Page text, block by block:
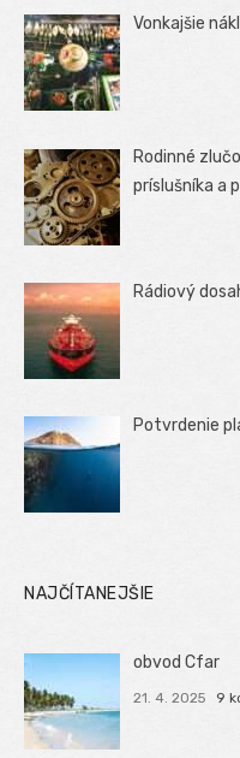
Vonkajšie
Rodinné
príslušníka a
Rádiový
Potvrdenie
NAJČÍTANEJŠIE
obvod Cfar
21. 4. 2025 9